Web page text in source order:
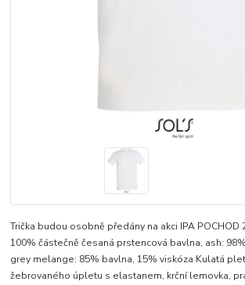
Trička budou osobně předány na akci IPA
100% částečně česaná prstencová bavlna, ash:
grey melange: 85% bavlna, 15% viskóza Kulatá
žebrovaného úpletu s elastanem, krční lemovka,